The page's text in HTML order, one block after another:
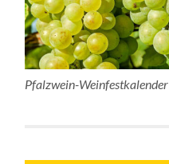
Pfalzwein-Weinfestkalender